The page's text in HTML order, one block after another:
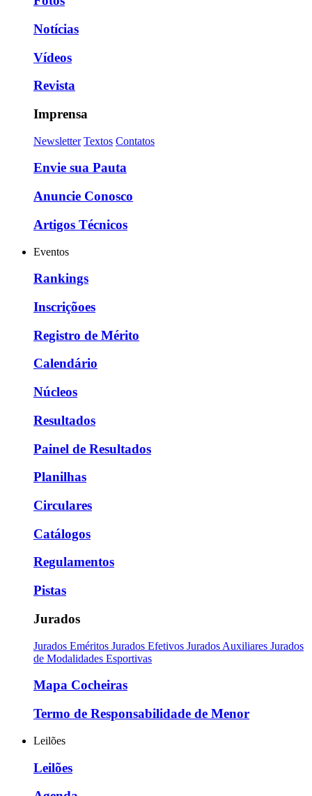
Notícias
Vídeos
Revista
Imprensa
Newsletter Textos Contatos
Envie sua Pauta
Anuncie Conosco
Artigos Técnicos
Eventos
Rankings
Inscriçõoes
Registro de Mérito
Calendário
Núcleos
Resultados
Painel de Resultados
Planilhas
Circulares
Catálogos
Regulamentos
Pistas
Jurados
Jurados Eméritos Jurados Efetivos Jurados Auxiliares Jurados
de Modalidades Esportivas
Mapa Cocheiras
Termo de Responsabilidade de Menor
Leilões
Leilões